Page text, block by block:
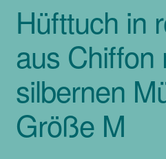
Hüfttuch in
aus Chiffon
silbernen
Größe M